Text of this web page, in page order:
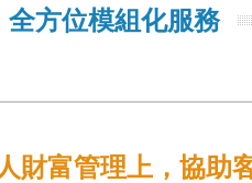
全方位模組化服務
財富管理上，協助